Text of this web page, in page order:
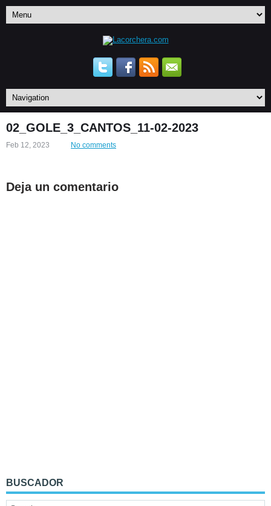
02_GOLE_3_CANTOS_11-02-2023
Feb 12, 2023 No comments
Deja un comentario
BUSCADOR